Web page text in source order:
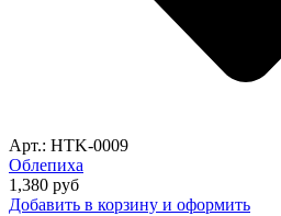
Арт.: HTK-0009
Облепиха
1,380 руб
Добавить в корзину и оформить